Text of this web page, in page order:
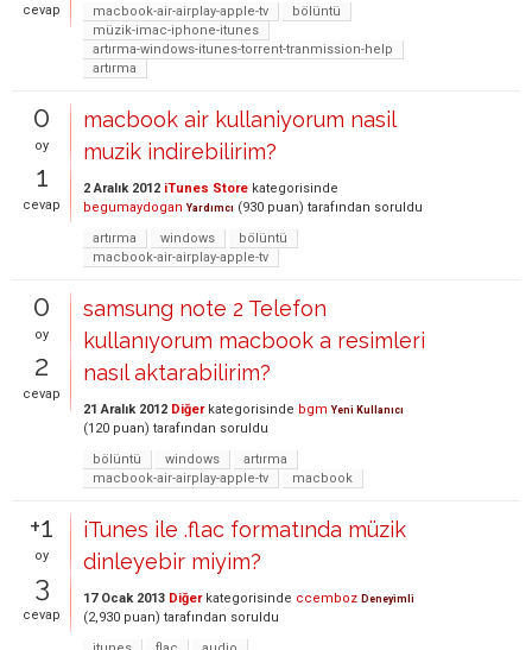
cevap
macbook-air-airplay-apple-tv
bölüntü
müzik-imac-iphone-itunes
artırma-windows-itunes-torrent-tranmission-help
artırma
0
oy
1
cevap
macbook air kullaniyorum nasil
muzik indirebilirim?
2 Aralık 2012 iTunes Store kategorisinde
begumaydogan Yardımcı (930 puan) tarafından soruldu
artırma
windows
bölüntü
macbook-air-airplay-apple-tv
0
oy
2
cevap
samsung note 2 Telefon
kullanıyorum macbook a resimleri
nasıl aktarabilirim?
21 Aralık 2012 Diğerkategorisinde bgm Yeni Kullanıcı
(120 puan) tarafından soruldu
bölüntü
windows
artırma
macbook-air-airplay-apple-tv
macbook
+1
oy
3
cevap
iTunes ile .flac formatında müzik
dinleyebir miyim?
17 Ocak 2013 Diğerkategorisinde ccemboz Deneyimli
(2,930 puan) tarafından soruldu